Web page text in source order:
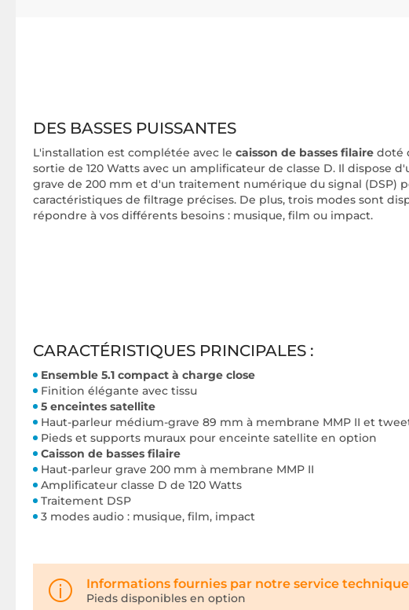
DES BASSES PUISSANTES
L'installation est complétée avec le caisson de basses filaire doté
sortie de 120 Watts avec un amplificateur de classe D. Il dispose
grave de 200 mm et d'un traitement numérique du signal (DSP)
caractéristiques de filtrage précises. De plus, trois modes sont
répondre à vos différents besoins : musique, film ou impact.
CARACTÉRISTIQUES PRINCIPALES :
Ensemble 5.1 compact à charge close
Finition élégante avec tissu
5 enceintes satellite
Haut-parleur médium-grave 89 mm à membrane MMP II et
Pieds et supports muraux pour enceinte satellite en option
Caisson de basses filaire
Haut-parleur grave 200 mm à membrane MMP II
Amplificateur classe D de 120 Watts
Traitement DSP
3 modes audio : musique, film, impact
Informations fournies par notre service technique
Pieds disponibles en option